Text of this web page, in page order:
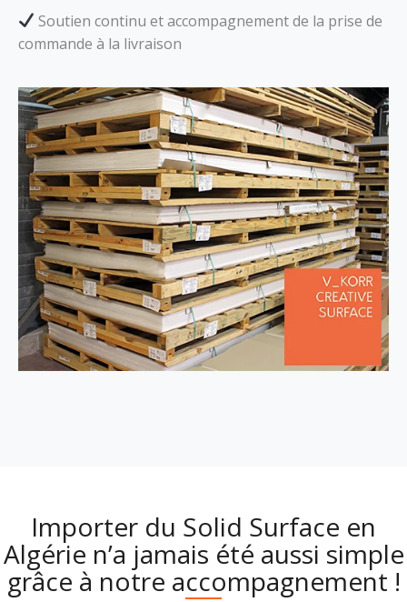
Soutien continu et accompagnement de la prise de
commande à la livraison
Importer du Solid Surface en
Algérie n’a jamais été aussi simple
grâce à notre accompagnement !